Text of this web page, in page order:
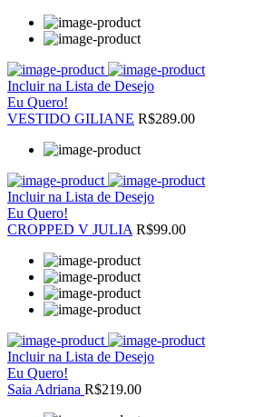
Incluir na Lista de Desejo
Eu Quero!
VESTIDO GILIANE R$289.00
Incluir na Lista de Desejo
Eu Quero!
CROPPED V JULIA R$99.00
Incluir na Lista de Desejo
Eu Quero!
Saia Adriana R$219.00